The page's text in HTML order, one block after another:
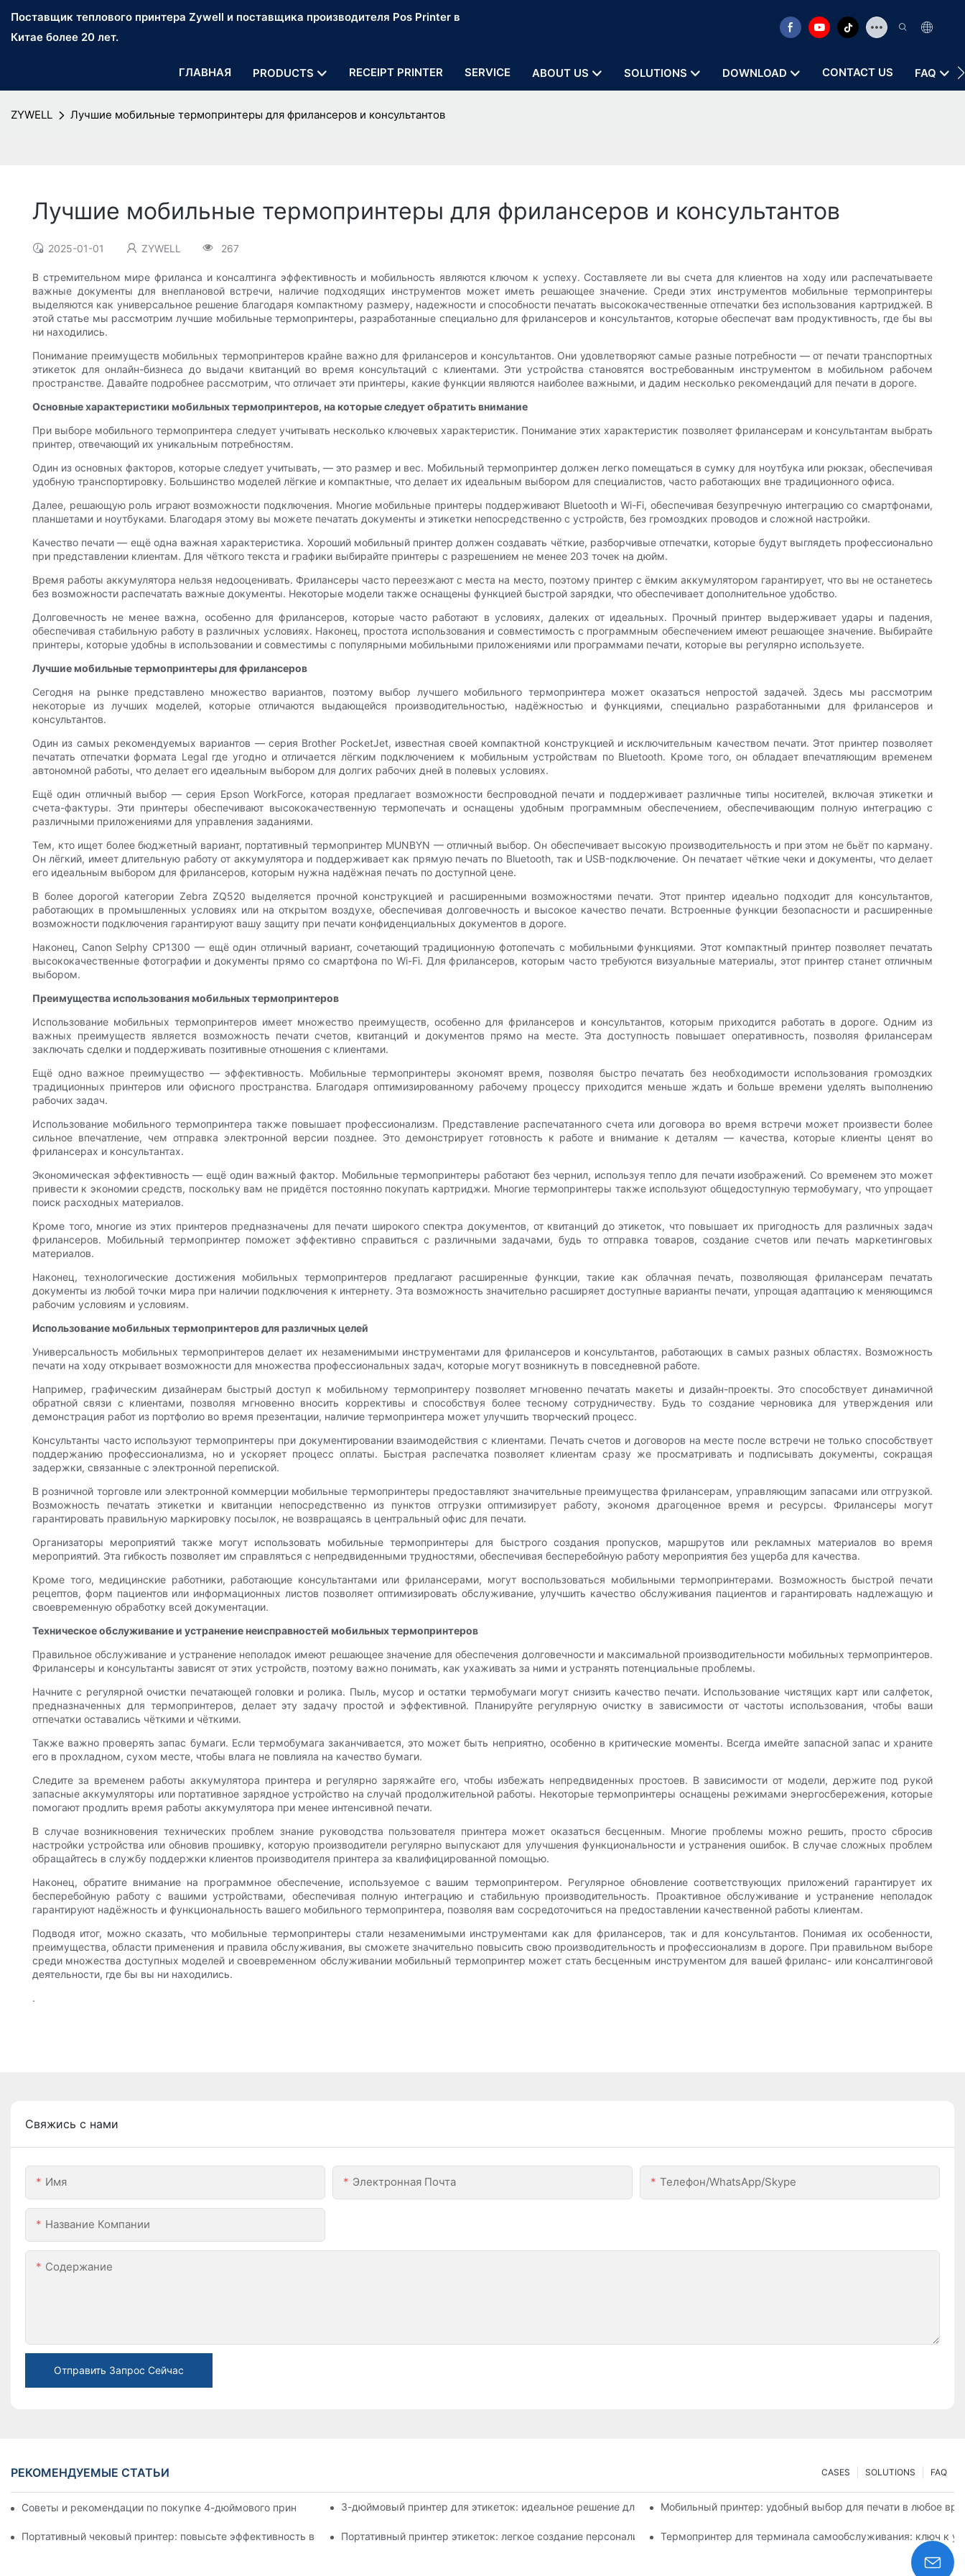
Поставщик теплового принтера Zywell и поставщика производителя Pos Printer в
Китае более 20 лет.
ГЛАВНАЯ PRODUCTS RECEIPT PRINTER SERVICE ABOUT US SOLUTIONS DOWNLOAD CONTACT US FAQ
ZYWELL Лучшие мобильные термопринтеры для фрилансеров и консультантов
Лучшие мобильные термопринтеры для фрилансеров и консультантов
2025-01-01 ZYWELL 267
В стремительном мире фриланса и консалтинга эффективность и мобильность являются ключом к успеху. Составляете ли вы счета для клиентов на ходу или распечатываете
важные документы для внеплановой встречи, наличие подходящих инструментов может иметь решающее значение. Среди этих инструментов мобильные термопринтеры
выделяются как универсальное решение благодаря компактному размеру, надежности и способности печатать высококачественные отпечатки без использования картриджей. В
этой статье мы рассмотрим лучшие мобильные термопринтеры, разработанные специально для фрилансеров и консультантов, которые обеспечат вам продуктивность, где бы вы
ни находились.
Понимание преимуществ мобильных термопринтеров крайне важно для фрилансеров и консультантов. Они удовлетворяют самые разные потребности — от печати транспортных
этикеток для онлайн-бизнеса до выдачи квитанций во время консультаций с клиентами. Эти устройства становятся востребованным инструментом в мобильном рабочем
пространстве. Давайте подробнее рассмотрим, что отличает эти принтеры, какие функции являются наиболее важными, и дадим несколько рекомендаций для печати в дороге.
Основные характеристики мобильных термопринтеров, на которые следует обратить внимание
При выборе мобильного термопринтера следует учитывать несколько ключевых характеристик. Понимание этих характеристик позволяет фрилансерам и консультантам выбрать
принтер, отвечающий их уникальным потребностям.
Один из основных факторов, которые следует учитывать, — это размер и вес. Мобильный термопринтер должен легко помещаться в сумку для ноутбука или рюкзак, обеспечивая
удобную транспортировку. Большинство моделей лёгкие и компактные, что делает их идеальным выбором для специалистов, часто работающих вне традиционного офиса.
Далее, решающую роль играют возможности подключения. Многие мобильные принтеры поддерживают Bluetooth и Wi-Fi, обеспечивая безупречную интеграцию со смартфонами,
планшетами и ноутбуками. Благодаря этому вы можете печатать документы и этикетки непосредственно с устройств, без громоздких проводов и сложной настройки.
Качество печати — ещё одна важная характеристика. Хороший мобильный принтер должен создавать чёткие, разборчивые отпечатки, которые будут выглядеть профессионально
при представлении клиентам. Для чёткого текста и графики выбирайте принтеры с разрешением не менее 203 точек на дюйм.
Время работы аккумулятора нельзя недооценивать. Фрилансеры часто переезжают с места на место, поэтому принтер с ёмким аккумулятором гарантирует, что вы не останетесь
без возможности распечатать важные документы. Некоторые модели также оснащены функцией быстрой зарядки, что обеспечивает дополнительное удобство.
Долговечность не менее важна, особенно для фрилансеров, которые часто работают в условиях, далеких от идеальных. Прочный принтер выдерживает удары и падения,
обеспечивая стабильную работу в различных условиях. Наконец, простота использования и совместимость с программным обеспечением имеют решающее значение. Выбирайте
принтеры, которые удобны в использовании и совместимы с популярными мобильными приложениями или программами печати, которые вы регулярно используете.
Лучшие мобильные термопринтеры для фрилансеров
Сегодня на рынке представлено множество вариантов, поэтому выбор лучшего мобильного термопринтера может оказаться непростой задачей. Здесь мы рассмотрим
некоторые из лучших моделей, которые отличаются выдающейся производительностью, надёжностью и функциями, специально разработанными для фрилансеров и
консультантов.
Один из самых рекомендуемых вариантов — серия Brother PocketJet, известная своей компактной конструкцией и исключительным качеством печати. ​​Этот принтер позволяет
печатать отпечатки формата Legal где угодно и отличается лёгким подключением к мобильным устройствам по Bluetooth. Кроме того, он обладает впечатляющим временем
автономной работы, что делает его идеальным выбором для долгих рабочих дней в полевых условиях.
Ещё один отличный выбор — серия Epson WorkForce, которая предлагает возможности беспроводной печати и поддерживает различные типы носителей, включая этикетки и
счета-фактуры. Эти принтеры обеспечивают высококачественную термопечать и оснащены удобным программным обеспечением, обеспечивающим полную интеграцию с
различными приложениями для управления заданиями.
Тем, кто ищет более бюджетный вариант, портативный термопринтер MUNBYN — отличный выбор. Он обеспечивает высокую производительность и при этом не бьёт по карману.
Он лёгкий, имеет длительную работу от аккумулятора и поддерживает как прямую печать по Bluetooth, так и USB-подключение. Он печатает чёткие чеки и документы, что делает
его идеальным выбором для фрилансеров, которым нужна надёжная печать по доступной цене.
В более дорогой категории Zebra ZQ520 выделяется прочной конструкцией и расширенными возможностями печати. ​​Этот принтер идеально подходит для консультантов,
работающих в промышленных условиях или на открытом воздухе, обеспечивая долговечность и высокое качество печати. ​​Встроенные функции безопасности и расширенные
возможности подключения гарантируют вашу защиту при печати конфиденциальных документов в дороге.
Наконец, Canon Selphy CP1300 — ещё один отличный вариант, сочетающий традиционную фотопечать с мобильными функциями. Этот компактный принтер позволяет печатать
высококачественные фотографии и документы прямо со смартфона по Wi-Fi. Для фрилансеров, которым часто требуются визуальные материалы, этот принтер станет отличным
выбором.
Преимущества использования мобильных термопринтеров
Использование мобильных термопринтеров имеет множество преимуществ, особенно для фрилансеров и консультантов, которым приходится работать в дороге. Одним из
важных преимуществ является возможность печати счетов, квитанций и документов прямо на месте. Эта доступность повышает оперативность, позволяя фрилансерам
заключать сделки и поддерживать позитивные отношения с клиентами.
Ещё одно важное преимущество — эффективность. Мобильные термопринтеры экономят время, позволяя быстро печатать без необходимости использования громоздких
традиционных принтеров или офисного пространства. Благодаря оптимизированному рабочему процессу приходится меньше ждать и больше времени уделять выполнению
рабочих задач.
Использование мобильного термопринтера также повышает профессионализм. Представление распечатанного счета или договора во время встречи может произвести более
сильное впечатление, чем отправка электронной версии позднее. Это демонстрирует готовность к работе и внимание к деталям — качества, которые клиенты ценят во
фрилансерах и консультантах.
Экономическая эффективность — ещё один важный фактор. Мобильные термопринтеры работают без чернил, используя тепло для печати изображений. Со временем это может
привести к экономии средств, поскольку вам не придётся постоянно покупать картриджи. Многие термопринтеры также используют общедоступную термобумагу, что упрощает
поиск расходных материалов.
Кроме того, многие из этих принтеров предназначены для печати широкого спектра документов, от квитанций до этикеток, что повышает их пригодность для различных задач
фрилансеров. Мобильный термопринтер поможет эффективно справиться с различными задачами, будь то отправка товаров, создание счетов или печать маркетинговых
материалов.
Наконец, технологические достижения мобильных термопринтеров предлагают расширенные функции, такие как облачная печать, позволяющая фрилансерам печатать
документы из любой точки мира при наличии подключения к интернету. Эта возможность значительно расширяет доступные варианты печати, упрощая адаптацию к меняющимся
рабочим условиям и условиям.
Использование мобильных термопринтеров для различных целей
Универсальность мобильных термопринтеров делает их незаменимыми инструментами для фрилансеров и консультантов, работающих в самых разных областях. Возможность
печати на ходу открывает возможности для множества профессиональных задач, которые могут возникнуть в повседневной работе.
Например, графическим дизайнерам быстрый доступ к мобильному термопринтеру позволяет мгновенно печатать макеты и дизайн-проекты. Это способствует динамичной
обратной связи с клиентами, позволяя мгновенно вносить коррективы и способствуя более тесному сотрудничеству. Будь то создание черновика для утверждения или
демонстрация работ из портфолио во время презентации, наличие термопринтера может улучшить творческий процесс.
Консультанты часто используют термопринтеры при документировании взаимодействия с клиентами. Печать счетов и договоров на месте после встречи не только способствует
поддержанию профессионализма, но и ускоряет процесс оплаты. Быстрая распечатка позволяет клиентам сразу же просматривать и подписывать документы, сокращая
задержки, связанные с электронной перепиской.
В розничной торговле или электронной коммерции мобильные термопринтеры предоставляют значительные преимущества фрилансерам, управляющим запасами или отгрузкой.
Возможность печатать этикетки и квитанции непосредственно из пунктов отгрузки оптимизирует работу, экономя драгоценное время и ресурсы. Фрилансеры могут
гарантировать правильную маркировку посылок, не возвращаясь в центральный офис для печати.
Организаторы мероприятий также могут использовать мобильные термопринтеры для быстрого создания пропусков, маршрутов или рекламных материалов во время
мероприятий. Эта гибкость позволяет им справляться с непредвиденными трудностями, обеспечивая бесперебойную работу мероприятия без ущерба для качества.
Кроме того, медицинские работники, работающие консультантами или фрилансерами, могут воспользоваться мобильными термопринтерами. Возможность быстрой печати
рецептов, форм пациентов или информационных листов позволяет оптимизировать обслуживание, улучшить качество обслуживания пациентов и гарантировать надлежащую и
своевременную обработку всей документации.
Техническое обслуживание и устранение неисправностей мобильных термопринтеров
Правильное обслуживание и устранение неполадок имеют решающее значение для обеспечения долговечности и максимальной производительности мобильных термопринтеров.
Фрилансеры и консультанты зависят от этих устройств, поэтому важно понимать, как ухаживать за ними и устранять потенциальные проблемы.
Начните с регулярной очистки печатающей головки и ролика. Пыль, мусор и остатки термобумаги могут снизить качество печати. ​​Использование чистящих карт или салфеток,
предназначенных для термопринтеров, делает эту задачу простой и эффективной. Планируйте регулярную очистку в зависимости от частоты использования, чтобы ваши
отпечатки оставались чёткими и чёткими.
Также важно проверять запас бумаги. Если термобумага заканчивается, это может быть неприятно, особенно в критические моменты. Всегда имейте запасной запас и храните
его в прохладном, сухом месте, чтобы влага не повлияла на качество бумаги.
Следите за временем работы аккумулятора принтера и регулярно заряжайте его, чтобы избежать непредвиденных простоев. В зависимости от модели, держите под рукой
запасные аккумуляторы или портативное зарядное устройство на случай продолжительной работы. Некоторые термопринтеры оснащены режимами энергосбережения, которые
помогают продлить время работы аккумулятора при менее интенсивной печати.
В случае возникновения технических проблем знание руководства пользователя принтера может оказаться бесценным. Многие проблемы можно решить, просто сбросив
настройки устройства или обновив прошивку, которую производители регулярно выпускают для улучшения функциональности и устранения ошибок. В случае сложных проблем
обращайтесь в службу поддержки клиентов производителя принтера за квалифицированной помощью.
Наконец, обратите внимание на программное обеспечение, используемое с вашим термопринтером. Регулярное обновление соответствующих приложений гарантирует их
бесперебойную работу с вашими устройствами, обеспечивая полную интеграцию и стабильную производительность. Проактивное обслуживание и устранение неполадок
гарантируют надёжность и функциональность вашего мобильного термопринтера, позволяя вам сосредоточиться на предоставлении качественной работы клиентам.
Подводя итог, можно сказать, что мобильные термопринтеры стали незаменимыми инструментами как для фрилансеров, так и для консультантов. Понимая их особенности,
преимущества, области применения и правила обслуживания, вы сможете значительно повысить свою производительность и профессионализм в дороге. При правильном выборе
среди множества доступных моделей и своевременном обслуживании мобильный термопринтер может стать бесценным инструментом для вашей фриланс- или консалтинговой
деятельности, где бы вы ни находились.
.
Свяжись с нами
Имя Электронная Почта Телефон/WhatsApp/Skype
Название Компании
Содержание
Отправить Запрос Сейчас
РЕКОМЕНДУЕМЫЕ СТАТЬИ FAQ
SOLUTIONS
CASES
Советы и рекомендации по покупке 4-дюймового принтера для этикеток, которые вам нужно знать в 2025 году3-дюймовый принтер для этикеток: идеальное решение для небольших объемов печати этикеток
Мобильный принтер: удобный выбор для печати в любое
Портативный чековый принтер: повысьте эффективность вашего малого бизнесаПортативный принтер этикеток: легкое создание персонализированных этикетокТермопринтер для терминала самообслуживания: ключ к